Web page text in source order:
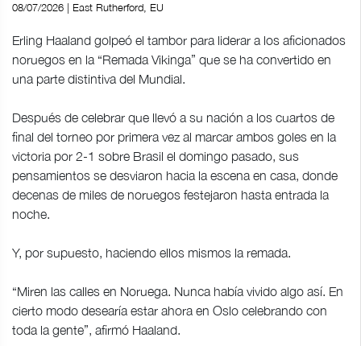
08/07/2026 | East Rutherford, EU
Erling Haaland golpeó el tambor para liderar a los aficionados
noruegos en la “Remada Vikinga” que se ha convertido en
una parte distintiva del Mundial.
Después de celebrar que llevó a su nación a los cuartos de
final del torneo por primera vez al marcar ambos goles en la
victoria por 2-1 sobre Brasil el domingo pasado, sus
pensamientos se desviaron hacia la escena en casa, donde
decenas de miles de noruegos festejaron hasta entrada la
noche.
Y, por supuesto, haciendo ellos mismos la remada.
“Miren las calles en Noruega. Nunca había vivido algo así. En
cierto modo desearía estar ahora en Oslo celebrando con
toda la gente”, afirmó Haaland.